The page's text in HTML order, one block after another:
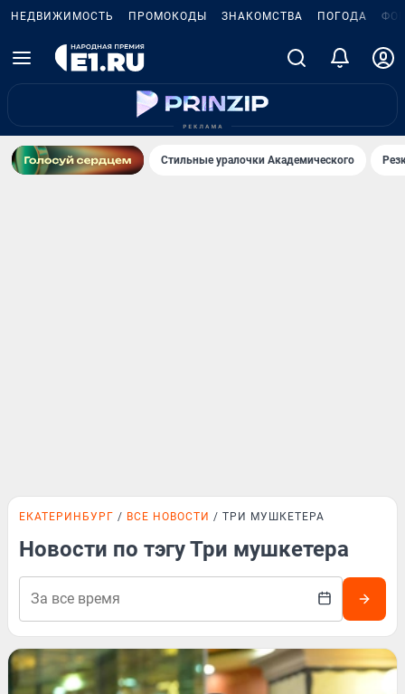
НЕДВИЖИМОСТЬ ПРОМОКОДЫ ЗНАКОМСТВА ПОГОДА
Стильные уралочки Академического
ЕКАТЕРИНБУРГ ВСЕ НОВОСТИ ТРИ МУШКЕТЕРА
Новости по тэгу Три мушкетера